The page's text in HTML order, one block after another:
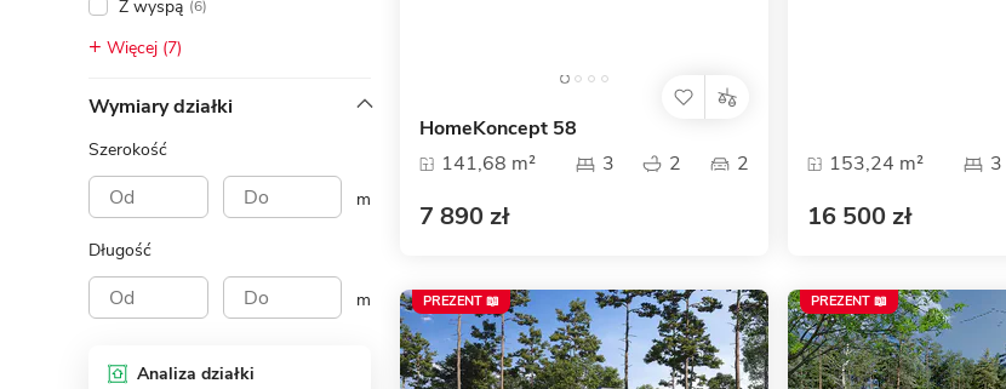
Z wyspą (6)
Więcej (7)
Wymiary działki
Szerokość
m
Długość
m
Analiza działki
HomeKoncept 58
141,68 m²
3 2 2
7 890 zł
153,24 m² 3
16 500 zł
PREZENT 📖 PREZENT 📖